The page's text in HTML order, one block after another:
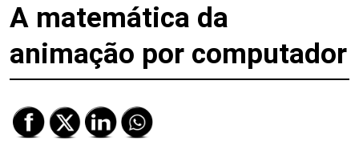
A matemática da
animação por computador